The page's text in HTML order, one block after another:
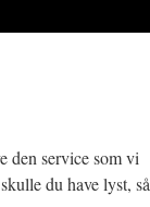
den service som vi
du have lyst, så